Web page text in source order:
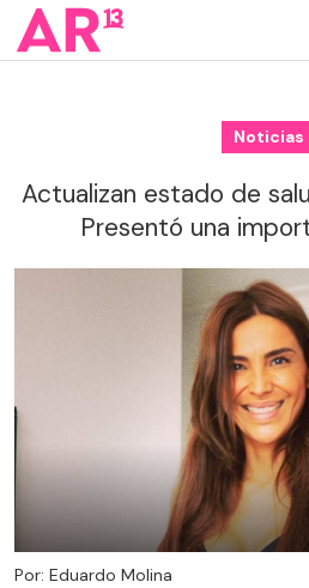
Noticias
Actualizan estado de
Presentó una
Por: Eduardo Molina